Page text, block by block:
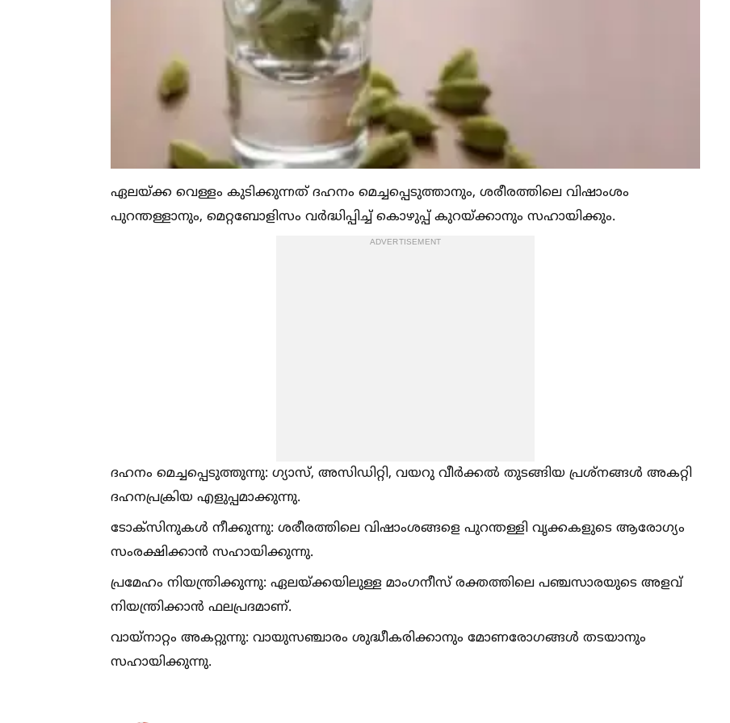
ഏലയ്ക്ക വെള്ളം കുടിക്കുന്നത് ദഹനം മെച്ചപ്പെടുത്താനും, ശരീരത്തിലെ വിഷാംശം
പുറന്തള്ളാനും, മെറ്റബോളിസം വര്‍ദ്ധിപ്പിച്ച്‌ കൊഴുപ്പ് കുറയ്ക്കാനും സഹായിക്കും.
ADVERTISEMENT
ദഹനം മെച്ചപ്പെടുത്തുന്നു: ഗ്യാസ്, അസിഡിറ്റി, വയറു വീര്‍ക്കല്‍ തുടങ്ങിയ പ്രശ്‌നങ്ങള്‍ അകറ്റി
ദഹനപ്രക്രിയ എളുപ്പമാക്കുന്നു.
ടോക്‌സിനുകള്‍ നീക്കുന്നു: ശരീരത്തിലെ വിഷാംശങ്ങളെ പുറന്തള്ളി വൃക്കകളുടെ ആരോഗ്യം
സംരക്ഷിക്കാന്‍ സഹായിക്കുന്നു.
പ്രമേഹം നിയന്ത്രിക്കുന്നു: ഏലയ്ക്കയിലുള്ള മാംഗനീസ് രക്തത്തിലെ പഞ്ചസാരയുടെ അളവ്
നിയന്ത്രിക്കാന്‍ ഫലപ്രദമാണ്.
വായ്‌നാറ്റം അകറ്റുന്നു: വായുസഞ്ചാരം ശുദ്ധീകരിക്കാനും മോണരോഗങ്ങള്‍ തടയാനും
സഹായിക്കുന്നു.